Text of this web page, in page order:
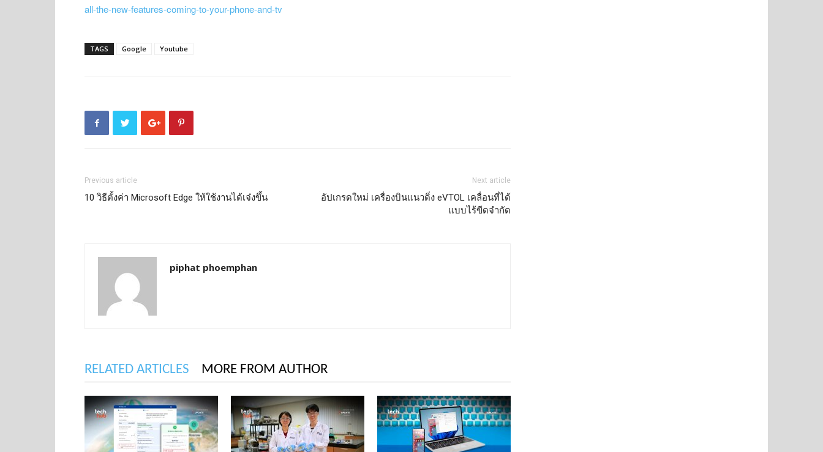
all-the-new-features-coming-to-your-phone-and-tv
TAGS Google Youtube
Previous article
10 วิธีตั้งค่า Microsoft Edge ให้ใช้งานได้เจ๋งขึ้น
Next article
อัปเกรดใหม่ เครื่องบินแนวดิ่ง eVTOL เคลื่อนที่ได้
แบบไร้ขีดจำกัด
piphat phoemphan
RELATED ARTICLES MORE FROM AUTHOR